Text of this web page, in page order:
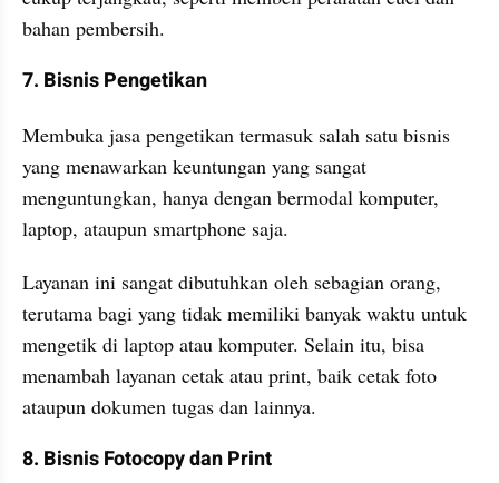
bahan pembersih.
7. Bisnis Pengetikan
Membuka jasa pengetikan termasuk salah satu bisnis
yang menawarkan keuntungan yang sangat
menguntungkan, hanya dengan bermodal komputer,
laptop, ataupun smartphone saja.
Layanan ini sangat dibutuhkan oleh sebagian orang,
terutama bagi yang tidak memiliki banyak waktu untuk
mengetik di laptop atau komputer. Selain itu, bisa
menambah layanan cetak atau print, baik cetak foto
ataupun dokumen tugas dan lainnya.
8. Bisnis Fotocopy dan Print